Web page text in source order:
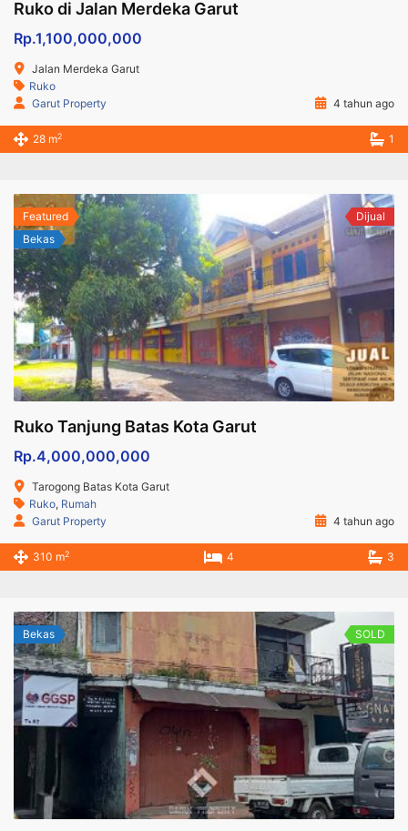
Ruko di Jalan Merdeka Garut
Rp.1,100,000,000
Jalan Merdeka Garut
Ruko
Garut Property
4 tahun ago
28 m2 1
Featured
Bekas
Dijual
Ruko Tanjung Batas Kota Garut
Rp.4,000,000,000
Tarogong Batas Kota Garut
Ruko, Rumah
Garut Property
4 tahun ago
310 m2 4 3
Bekas SOLD